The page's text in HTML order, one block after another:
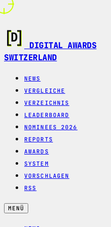
DIGITAL AWARDS
SWITZERLAND
NEWS
VERGLEICHE
VERZEICHNIS
LEADERBOARD
NOMINEES 2026
REPORTS
AWARDS
SYSTEM
VORSCHLAGEN
RSS
MENÜ